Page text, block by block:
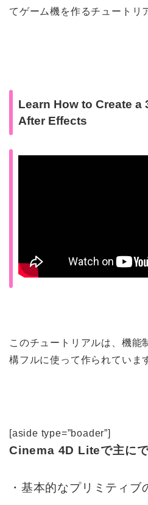
てゲーム機を作るチュートリ
Learn How to Create a
After Effects
このチュートリアルは、機能
構フルに使って作られていま
[aside type=”boader”]
Cinema 4D Liteで主に
・基本的なプリミティブ